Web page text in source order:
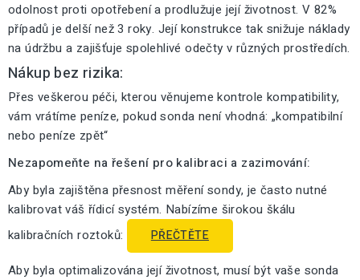
odolnost proti opotřebení a prodlužuje její životnost. V 82%
případů je delší než 3 roky. Její konstrukce tak snižuje náklady
na údržbu a zajišťuje spolehlivé odečty v různých prostředích.
Nákup bez rizika:
Přes veškerou péči, kterou věnujeme kontrole kompatibility,
vám vrátíme peníze, pokud sonda není vhodná: „kompatibilní
nebo peníze zpět“
Nezapomeňte na řešení pro kalibraci a zazimování:
Aby byla zajištěna přesnost měření sondy, je často nutné
kalibrovat váš řídicí systém. Nabízíme širokou škálu
kalibračních roztoků:
PŘEČTĚTE
Aby byla optimalizována její životnost, musí být vaše sonda